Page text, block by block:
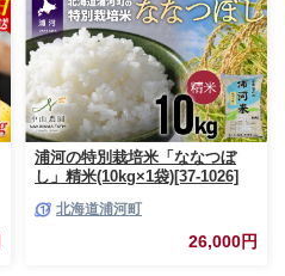
浦河の特別栽培米「ななつぼ
し」精米(10kg×1袋)[37-1026]
北海道浦河町
26,000円